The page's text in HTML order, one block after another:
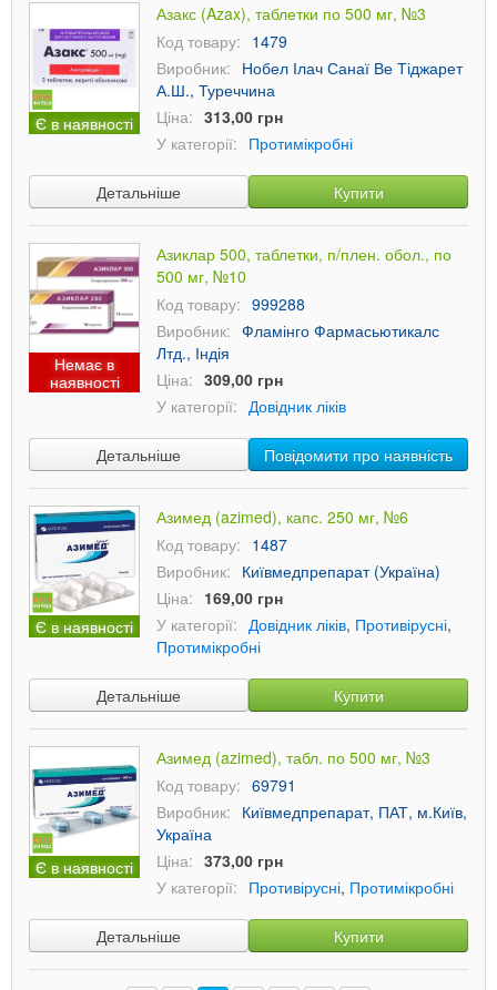
Є в наявності
Азакс (Azax), таблетки по 500 мг, №3
Код товару: 1479
Виробник: Нобел Ілач Санаї Ве Тіджарет
А.Ш., Туреччина
Ціна: 313,00 грн
У категорії: Протимікробні
Детальніше Купити
Немає в
наявності
Азиклар 500, таблетки, п/плен. обол., по
500 мг, №10
Код товару: 999288
Виробник: Фламінго Фармасьютикалс
Лтд., Індія
Ціна: 309,00 грн
У категорії: Довідник ліків
Детальніше Повідомити про наявність
Є в наявності
Азимед (azimed), капс. 250 мг, №6
Код товару: 1487
Виробник: Київмедпрепарат (Україна)
Ціна: 169,00 грн
У категорії: Довідник ліків, Противірусні,
Протимікробні
Детальніше Купити
Є в наявності
Азимед (azimed), табл. по 500 мг, №3
Код товару: 69791
Виробник: Київмедпрепарат, ПАТ, м.Київ,
Україна
Ціна: 373,00 грн
У категорії: Противірусні, Протимікробні
Детальніше Купити